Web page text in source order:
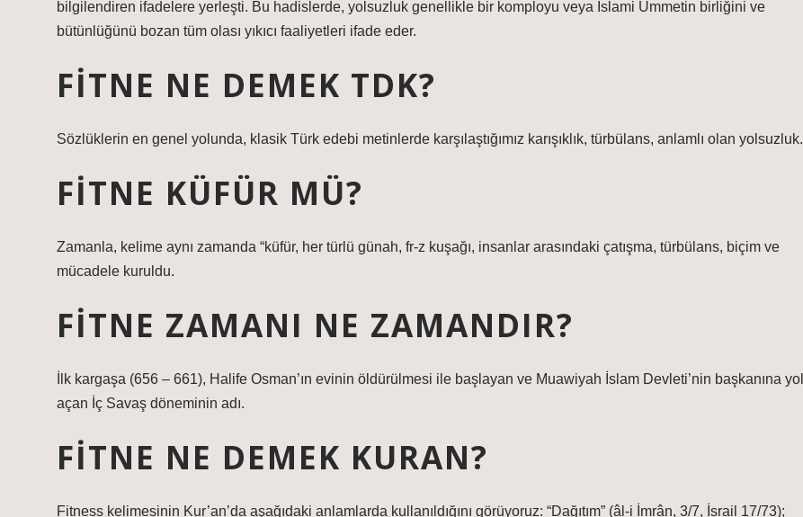
bilgilendiren ifadelere yerleşti. Bu hadislerde, yolsuzluk genellikle bir komployu veya İslami Ümmetin birliğini ve
bütünlüğünü bozan tüm olası yıkıcı faaliyetleri ifade eder.
FITNE NE DEMEK TDK?
Sözlüklerin en genel yolunda, klasik Türk edebi metinlerde karşılaştığımız karışıklık, türbülans, anlamlı olan yolsuzluk.
FITNE KÜFÜR MÜ?
Zamanla, kelime aynı zamanda “küfür, her türlü günah, fr-z kuşağı, insanlar arasındaki çatışma, türbülans, biçim ve
mücadele kuruldu.
FITNE ZAMANI NE ZAMANDIR?
İlk kargaşa (656 – 661), Halife Osman’ın evinin öldürülmesi ile başlayan ve Muawiyah İslam Devleti’nin başkanına yol
açan İç Savaş döneminin adı.
FITNE NE DEMEK KURAN?
Fitness kelimesinin Kur’an’da aşağıdaki anlamlarda kullanıldığını görüyoruz: “Dağıtım” (âl-i İmrân, 3/7, İsrail 17/73);